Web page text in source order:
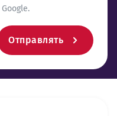
Google.
Отправлять